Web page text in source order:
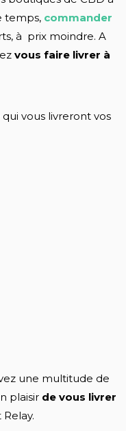
temps, commander
à prix moindre. A
vous faire livrer à
vous livreront vos
une multitude de
plaisirde vous livrer